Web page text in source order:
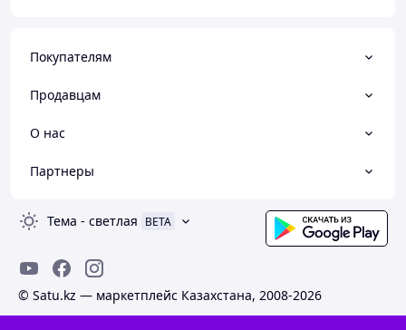
Покупателям
Продавцам
О нас
Партнеры
Тема - светлая BETA
© Satu.kz — маркетплейс Казахстана, 2008-2026